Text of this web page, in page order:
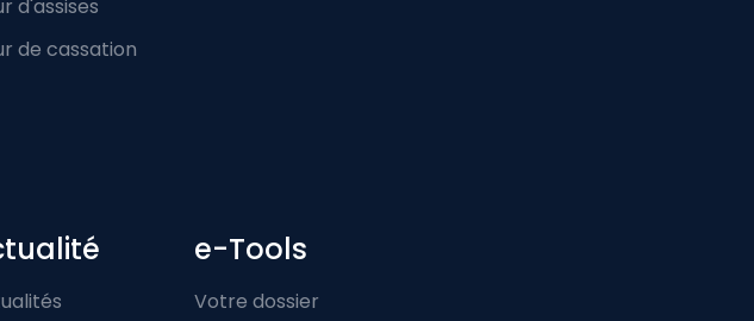
d'assises
de cassation
e-Tools
Votre dossier